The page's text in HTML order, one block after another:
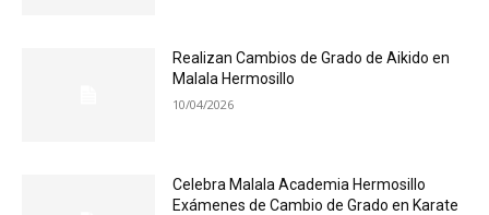
Realizan Cambios de Grado de Aikido en
Malala Hermosillo
10/04/2026
Celebra Malala Academia Hermosillo
Exámenes de Cambio de Grado en Karate